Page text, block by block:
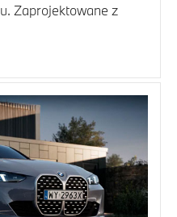
Zaprojektowane z